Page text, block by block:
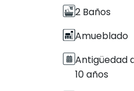
2 Baños
Amueblado
Antigüedad
10 años